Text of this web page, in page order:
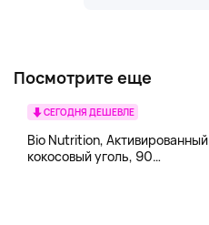
Посмотрите еще
СЕГОДНЯ ДЕШЕВЛЕ
Bio Nutrition, Активированный
кокосовый уголь, 90